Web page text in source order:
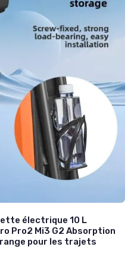
électrique 10 L
Pro2 Mi3 G2 Absorption
pour les trajets